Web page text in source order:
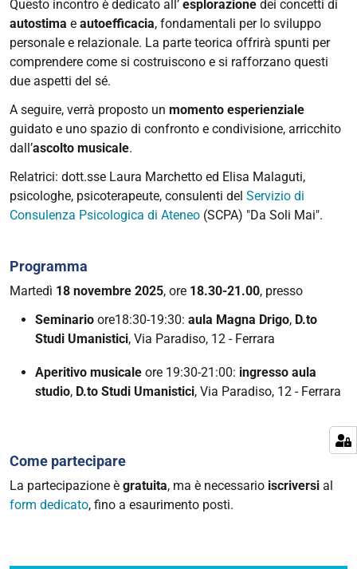
https://www.unife.it/it/prisma/eventi-
prisma/prisma-
aperitivo-
musicale-
armonia
PRISMA
2.0
|
e
aperitivo
musicale
armonia
sé:
accordare
autostima
autoefficacia"
2025-
2025-
11-
18T21:30:00+01:00
Questo incontro è dedicato all’ esplorazione dei concetti di
autostima e autoefficacia, fondamentali per lo sviluppo
personale e relazionale. La parte teorica offrirà spunti per
comprendere come si costruiscono e si rafforzano questi
due aspetti del sé.
A seguire, verrà proposto un momento esperienziale
guidato e uno spazio di confronto e condivisione, arricchito
dall’ascolto musicale.
Relatrici: dott.sse Laura Marchetto ed Elisa Malaguti,
psicologhe, psicoterapeute, consulenti del Servizio di
Consulenza Psicologica di Ateneo (SCPA) "Da Soli Mai".
Programma
Martedì 18 novembre 2025, ore 18.30-21.00, presso
Seminario ore18:30-19:30: aula Magna Drigo, D.to
Studi Umanistici, Via Paradiso, 12 - Ferrara
Aperitivo musicale ore 19:30-21:00: ingresso aula
studio, D.to Studi Umanistici, Via Paradiso, 12 - Ferrara
Come partecipare
La partecipazione è gratuita, ma è necessario iscriversi al
form dedicato, fino a esaurimento posti.